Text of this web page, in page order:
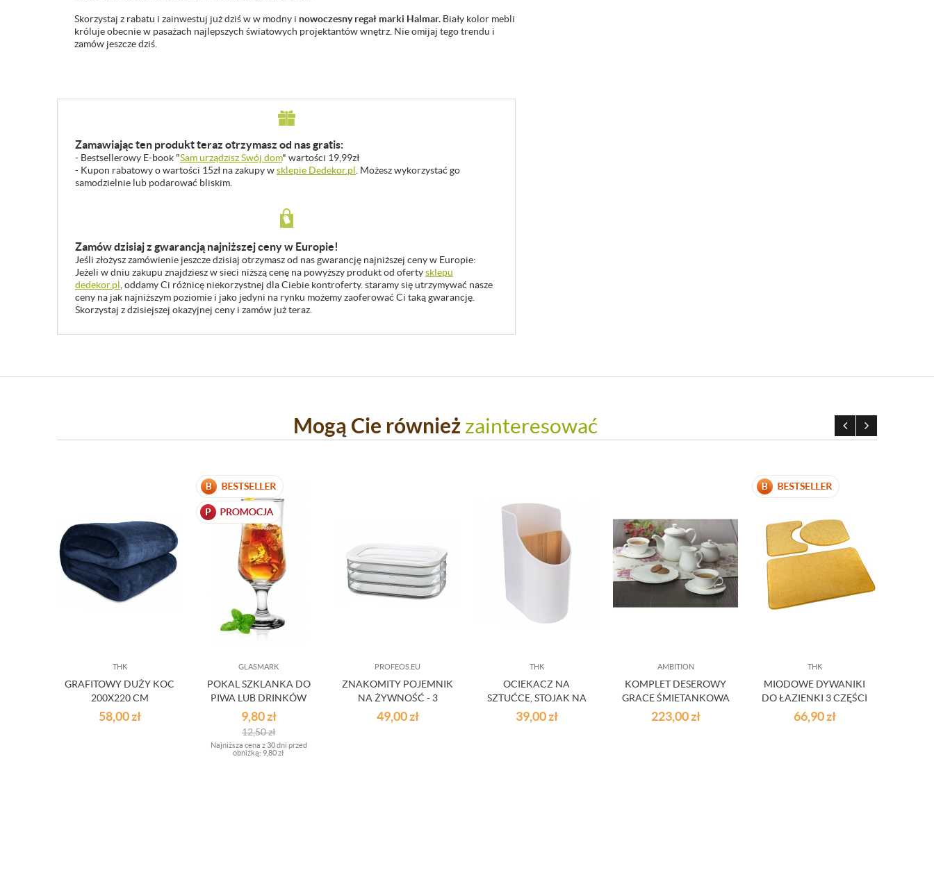
Skorzystaj z rabatu i zainwestuj już dziś w w modny i nowoczesny regał marki Halmar. Biały kolor mebli
króluje obecnie w pasażach najlepszych światowych projektantów wnętrz. Nie omijaj tego trendu i
zamów jeszcze dziś.
Zamawiając ten produkt teraz otrzymasz od nas gratis:
- Bestsellerowy E-book "Sam urządzisz Swój dom" wartości 19,99zł
- Kupon rabatowy o wartości 15zł na zakupy wsklepie Dedekor.pl . Możesz wykorzystać go
samodzielnie lub podarować bliskim.
Zamów dzisiaj z gwarancją najniższej ceny w Europie!
Jeśli złożysz zamówienie jeszcze dzisiaj otrzymasz od nas gwarancję najniższej ceny w Europie:
Jeżeli w dniu zakupu znajdziesz w sieci niższą cenę na powyższy produkt od ofertysklepu
dedekor.pl , oddamy Ci różnicę niekorzystnej dla Ciebie kontroferty. staramy się utrzymywać nasze
ceny na jak najniższym poziomie i jako jedyni na rynku możemy zaoferować Ci taką gwarancję.
Skorzystaj z dzisiejszej okazyjnej ceny i zamów już teraz.
Mogą Cie również zainteresować
THK
GRAFITOWY DUŻY KOC
200X220 CM
58,00zł
GLASMARK
POKAL SZKLANKA DO
PIWA LUB DRINKÓW
330ML
9,80zł
12,50zł
Najniższa cena z 30 dni przed
obniżką: 9,80 zł
PROFEOS.EU
ZNAKOMITY POJEMNIK
NA ŻYWNOŚĆ - 3
MODUŁY
49,00zł
THK
OCIEKACZ NA
SZTUĆCE, STOJAK NA
PRZYBORY KUCHENNE
BIAŁY BAMBUSOWY
39,00zł
AMBITION
KOMPLET DESEROWY
GRACE ŚMIETANKOWA
BIEL
223,00zł
THK
MIODOWE DYWANIKI
DO ŁAZIENKI 3 CZĘŚCI
66,90zł